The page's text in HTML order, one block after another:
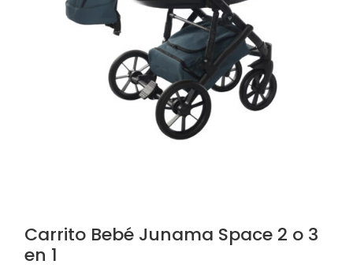
Carrito Bebé Junama Space 2 o 3
en 1